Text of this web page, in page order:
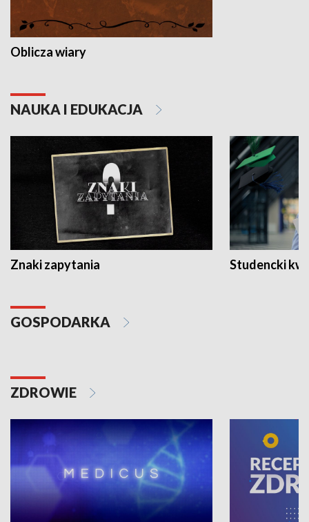
Oblicza wiary
NAUKA I EDUKACJA
Znaki zapytania Studencki
GOSPODARKA
ZDROWIE